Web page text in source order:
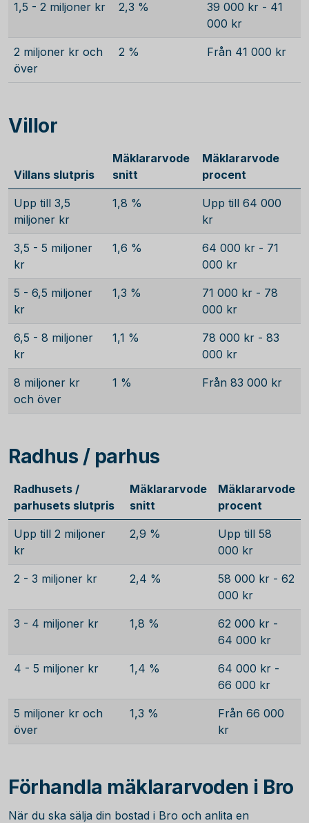
1,5 - 2 miljoner kr 2,3 %
39 000 kr - 41
000 kr
2 miljoner kr och
över
2 % Från 41 000 kr
Villor
Villans slutpris
Mäklararvode
snitt
Mäklararvode
procent
Upp till 3,5
miljoner kr
1,8 %
Upp till 64 000
kr
3,5 - 5 miljoner
kr
1,6 %
64 000 kr - 71
000 kr
5 - 6,5 miljoner
kr
1,3 %
71 000 kr - 78
000 kr
6,5 - 8 miljoner
kr
1,1 %
78 000 kr - 83
000 kr
8 miljoner kr
och över
1 % Från 83 000 kr
Radhus / parhus
Radhusets /
parhusets slutpris
Mäklararvode
snitt
Mäklararvode
procent
Upp till 2 miljoner
kr
2,9 %
Upp till 58
000 kr
2 - 3 miljoner kr 2,4 %
58 000 kr - 62
000 kr
3 - 4 miljoner kr 1,8 %
62 000 kr -
64 000 kr
4 - 5 miljoner kr 1,4 %
64 000 kr -
66 000 kr
5 miljoner kr och
över
1,3 %
Från 66 000
kr
Förhandla mäklararvoden i Bro
När du ska sälja din bostad i Bro och anlita en